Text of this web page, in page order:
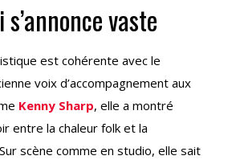
vaste
est cohérente avec le
voix d’accompagnement aux
Kenny Sharp, elle a montré
entre la chaleur folk et la
scène comme en studio, elle sait